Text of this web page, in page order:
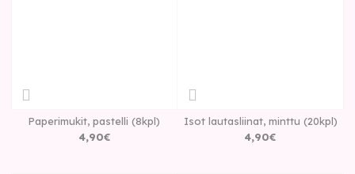
Paperimukit, pastelli (8kpl)
4,90€
Isot lautasliinat, minttu (20kpl)
4,90€